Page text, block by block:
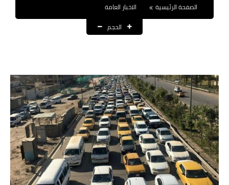
العقود والاجور اليومية
القروض والسلف
المنح المالية
قطع الاراضي
اخبار العراق
الصفحة الرئيسية
الاخبار العامة
الحجم